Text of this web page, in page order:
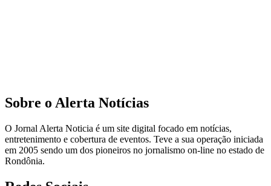
Sobre o Alerta Notícias
O Jornal Alerta Noticia é um site digital focado em notícias,
entretenimento e cobertura de eventos. Teve a sua operação iniciada
em 2005 sendo um dos pioneiros no jornalismo on-line no estado de
Rondônia.